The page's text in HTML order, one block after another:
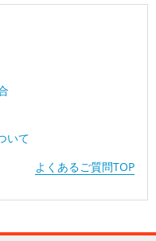
いて
よくあるご質問TOP